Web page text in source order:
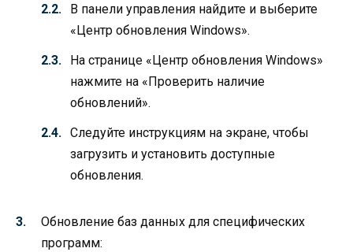
В панели управления найдите и выберите
«Центр обновления Windows».
На странице «Центр обновления Windows»
нажмите на «Проверить наличие
обновлений».
Следуйте инструкциям на экране, чтобы
загрузить и установить доступные
обновления.
Обновление баз данных для специфических
программ: